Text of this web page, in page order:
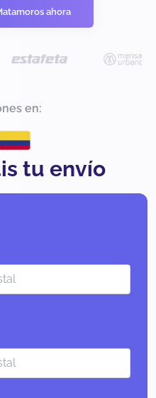
ahora
en:
tu envío